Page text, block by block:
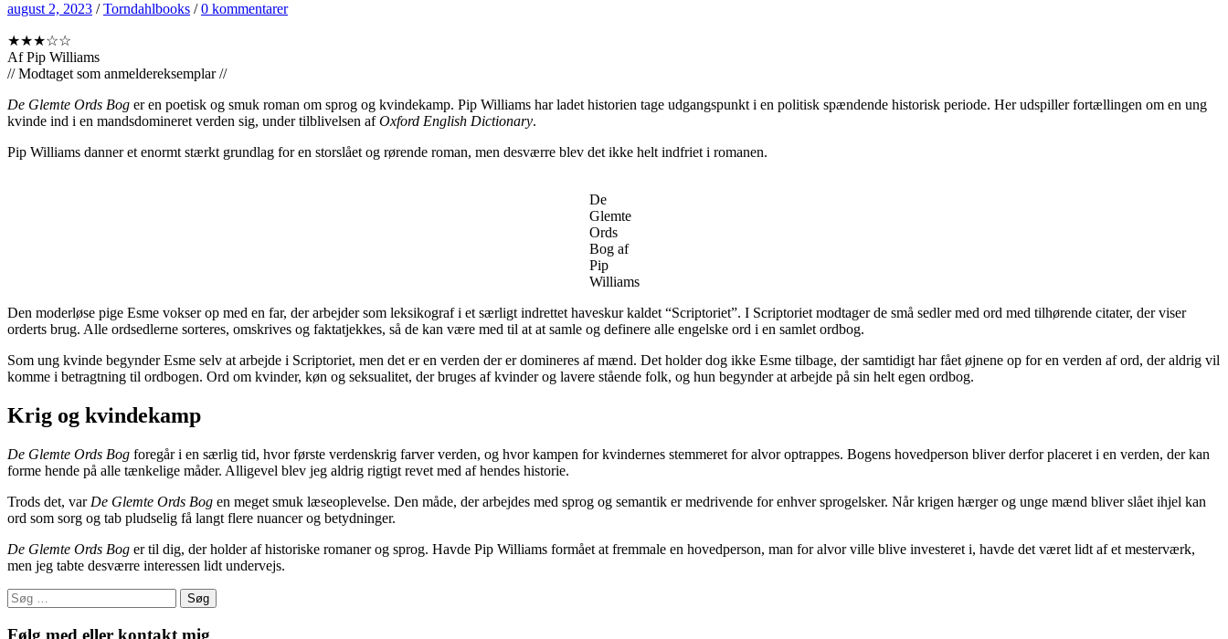
august 2, 2023 /Torndahlbooks /0 kommentarer
★★★☆☆
Af Pip Williams
// Modtaget som anmeldereksemplar //
De Glemte Ords Bog er en poetisk og smuk roman om sprog og kvindekamp. Pip Williams har ladet historien tage udgangspunkt i en politisk spændende historisk periode. Her udspiller fortællingen om en ung
kvinde ind i en mandsdomineret verden sig, under tilblivelsen afOxford English Dictionary.
Pip Williams danner et enormt stærkt grundlag for en storslået og rørende roman, men desværre blev det ikke helt indfriet i romanen.
De
Glemte
Ords
Bog af
Pip
Williams
Den moderløse pige Esme vokser op med en far, der arbejder som leksikograf i et særligt indrettet haveskur kaldet “Scriptoriet”. I Scriptoriet modtager de små sedler med ord med tilhørende citater, der viser
orderts brug. Alle ordsedlerne sorteres, omskrives og faktatjekkes, så de kan være med til at at samle og definere alle engelske ord i en samlet ordbog.
Som ung kvinde begynder Esme selv at arbejde i Scriptoriet, men det er en verden der er domineres af mænd. Det holder dog ikke Esme tilbage, der samtidigt har fået øjnene op for en verden af ord, der aldrig vil
komme i betragtning til ordbogen. Ord om kvinder, køn og seksualitet, der bruges af kvinder og lavere stående folk, og hun begynder at arbejde på sin helt egen ordbog.
Krig og kvindekamp
De Glemte Ords Bog foregår i en særlig tid, hvor første verdenskrig farver verden, og hvor kampen for kvindernes stemmeret for alvor optrappes. Bogens hovedperson bliver derfor placeret i en verden, der kan
forme hende på alle tænkelige måder. Alligevel blev jeg aldrig rigtigt revet med af hendes historie.
Trods det, var De Glemte Ords Bog en meget smuk læseoplevelse. Den måde, der arbejdes med sprog og semantik er medrivende for enhver sprogelsker. Når krigen hærger og unge mænd bliver slået ihjel kan
ord som sorg og tab pludselig få langt flere nuancer og betydninger.
De Glemte Ords Bog er til dig, der holder af historiske romaner og sprog. Havde Pip Williams formået at fremmale en hovedperson, man for alvor ville blive investeret i, havde det været lidt af et mesterværk,
men jeg tabte desværre interessen lidt undervejs.
Søg
efter:
Følg med eller kontakt mig